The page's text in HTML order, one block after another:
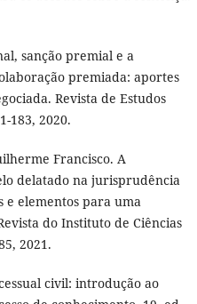
sanção premial e a
premiada: aportes
Revista de Estudos
183, 2020.
Francisco. A
delatado na jurisprudência
e elementos para uma
do Instituto de Ciências
2021.
civil: introdução ao